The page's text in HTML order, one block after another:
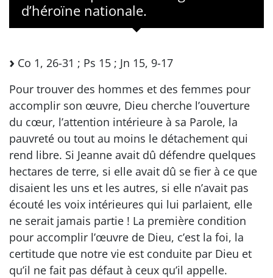
d’héroïne nationale.
Co 1, 26-31 ; Ps 15 ; Jn 15, 9-17
Pour trouver des hommes et des femmes pour
accomplir son œuvre, Dieu cherche l’ouverture
du cœur, l’attention intérieure à sa Parole, la
pauvreté ou tout au moins le détachement qui
rend libre. Si Jeanne avait dû défendre quelques
hectares de terre, si elle avait dû se fier à ce que
disaient les uns et les autres, si elle n’avait pas
écouté les voix intérieures qui lui parlaient, elle
ne serait jamais partie ! La première condition
pour accomplir l’œuvre de Dieu, c’est la foi, la
certitude que notre vie est conduite par Dieu et
qu’il ne fait pas défaut à ceux qu’il appelle.